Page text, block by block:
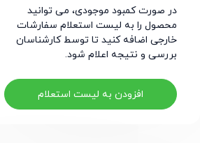
در صورت کمبود موجودی، می توانید
محصول را به لیست استعلام سفارشات
خارجی اضافه کنید تا توسط کارشناسان
بررسی و نتیجه اعلام شود.
افزودن به لیست استعلام